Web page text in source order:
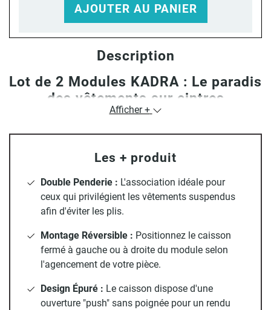
AJOUTER AU PANIER
Description
Lot de 2 Modules KADRA : Le paradis
des vêtements sur cintres
repassées ! Ce lot de deux modules de la collection KADRA
grande tringle ouverte et une penderie avec rangement
fermé, vous obtenez un dressing hybride, lumineux et
moderne grâce à son alliance de métal blanc mat et de
bois décor chêne clair.
Ce duo est composé de :
Un module "tout penderie" : Une structure minimaliste
offrant une large barre de suspension pour accueillir un
grand volume de vêtements sur cintres, surmontée d'une
longue tablette pour vos boîtes ou vos accessoires.
Afficher +
Les + produit
Double Penderie : L'association idéale pour
ceux qui privilégient les vêtements suspendus
afin d'éviter les plis.
Montage Réversible : Positionnez le caisson
fermé à gauche ou à droite du module selon
l'agencement de votre pièce.
Design Épuré : Le caisson dispose d'une
ouverture "push" sans poignée pour un rendu